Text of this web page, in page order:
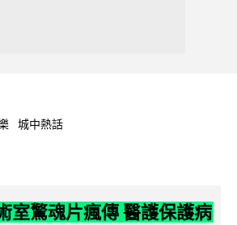
城中熱話
室驚魂片瘋傳 醫護保護病